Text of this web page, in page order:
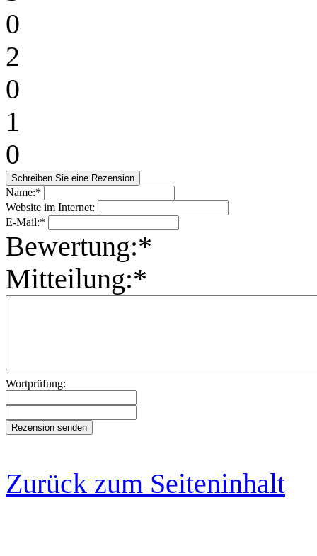
0
2
0
1
0
Name:*
Website im Internet:
E-Mail:*
Bewertung:*
Mitteilung:*
Wortprüfung:
Zurück zum Seiteninhalt